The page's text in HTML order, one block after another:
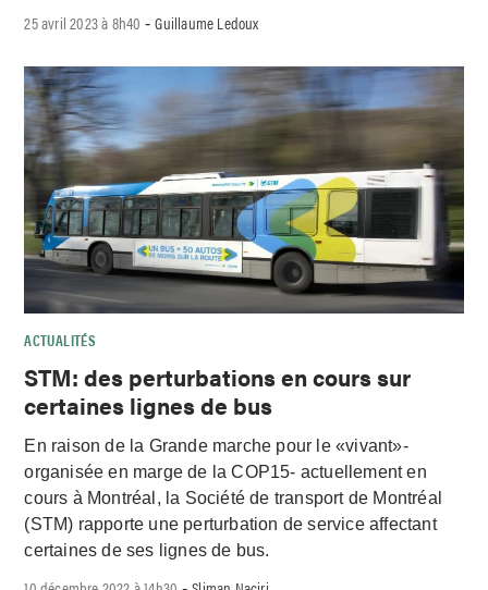
25 avril 2023 à 8h40 -Guillaume Ledoux
ACTUALITÉS
STM: des perturbations en cours sur
certaines lignes de bus
En raison de la Grande marche pour le «vivant»-
organisée en marge de la COP15- actuellement en
cours à Montréal, la Société de transport de Montréal
(STM) rapporte une perturbation de service affectant
certaines de ses lignes de bus.